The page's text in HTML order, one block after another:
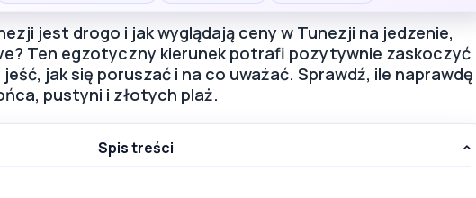
jest drogo i jak wyglądają ceny w Tunezji na jedzenie,
Ten egzotyczny kierunek potrafi pozytywnie zaskoczyć
jak się poruszać i na co uważać. Sprawdź, ile naprawdę
pustyni i złotych plaż.
Spis treści